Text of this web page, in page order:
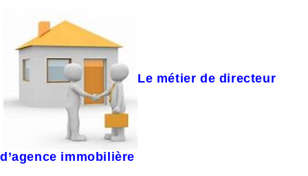
Le métier de directeur
d’agence immobilière